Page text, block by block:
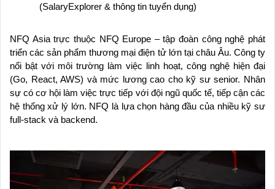
(SalaryExplorer & thông tin tuyển dụng)
NFQ Asia trực thuộc NFQ Europe – tập đoàn công nghệ phát
triển các sản phẩm thương mại điện tử lớn tại châu Âu. Công ty
nổi bật với môi trường làm việc linh hoạt, công nghệ hiện đại
(Go, React, AWS) và mức lương cao cho kỹ sư senior. Nhân
sự có cơ hội làm việc trực tiếp với đội ngũ quốc tế, tiếp cận các
hệ thống xử lý lớn. NFQ là lựa chọn hàng đầu của nhiều kỹ sư
full-stack và backend.